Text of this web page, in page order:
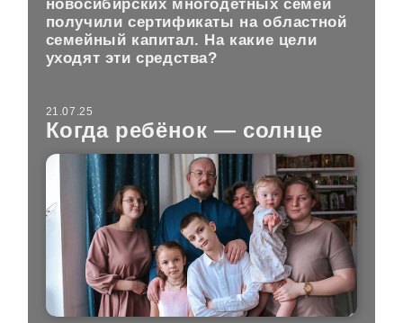
новосибирских многодетных семей
получили сертификаты на областной
семейный капитал. На какие цели
уходят эти средства?
21.07.25
Когда ребёнок — солнце